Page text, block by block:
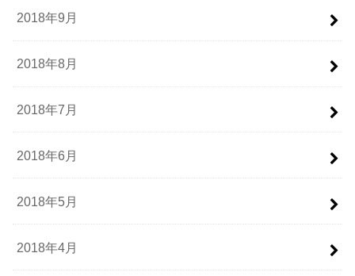
2018年9月
2018年8月
2018年7月
2018年6月
2018年5月
2018年4月